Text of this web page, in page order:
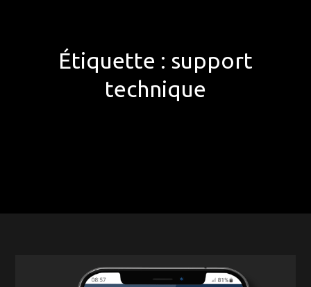
Étiquette : support
technique